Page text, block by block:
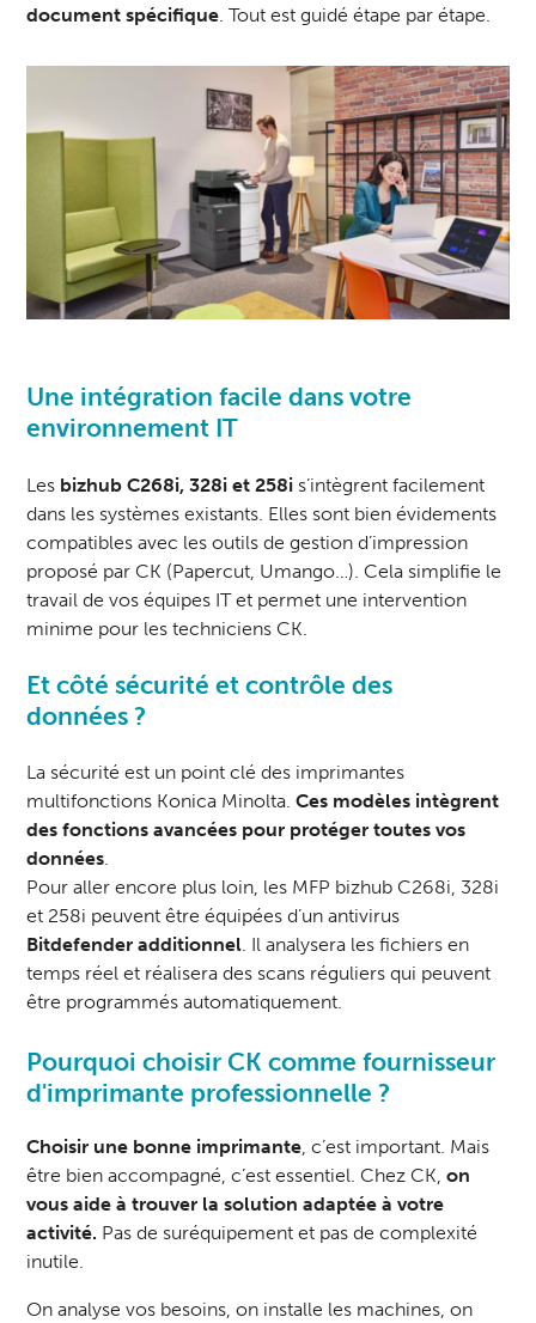
document spécifique . Tout est guidé étape par étape.
Une intégration facile dans votre
environnement IT
Les bizhub C268i, 328i et 258i s’intègrent facilement
dans les systèmes existants. Elles sont bien évidements
compatibles avec les outils de gestion d’impression
proposé par CK (Papercut Umango …). Cela simplifie le
travail de vos équipes IT et permet une intervention
minime pour les techniciens CK.
Et côté sécurité et contrôle des
données ?
La sécurité est un point clé des imprimantes
multifonctions Konica Minolta.Ces modèles intègrent
des fonctions avancées pour protéger toutes vos
données.
Pour aller encore plus loin, les MFP bizhub C268i, 328i
et 258i peuvent être équipéesd’un antivirus
Bitdefender additionnel. Il analysera les fichiers en
temps réel et réalisera des scans réguliers qui peuvent
être programmés automatiquement.
Pourquoi choisir CK comme fournisseur
d'imprimante professionnelle ?
Choisir une bonne imprimante, c’est important. Mais
être bien accompagné, c’est essentiel. Chez CK,on
vous aide à trouver la solution adaptée à votre
activité. Pas de suréquipement et pas de complexité
inutile.
On analyse vos besoins, on installe les machines, on